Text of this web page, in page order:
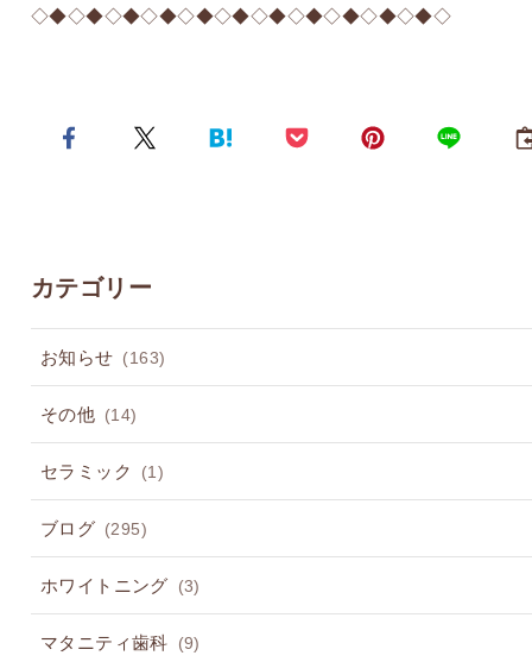
◇◆◇◆◇◆◇◆◇◆◇◆◇◆◇◆◇◆◇◆◇◆◇
カテゴリー
お知らせ (163)
その他 (14)
セラミック (1)
ブログ (295)
ホワイトニング (3)
マタニティ歯科 (9)